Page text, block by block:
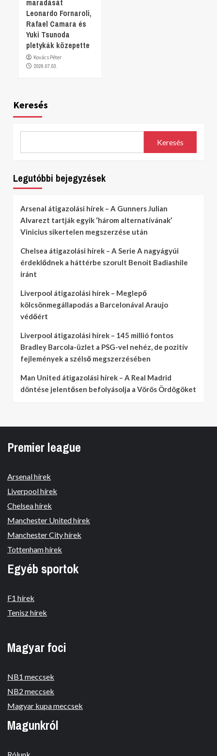
maradását
Leonardo Fornaroli,
Rafael Camara és
Yuki Tsunoda
pletykák közepette
Kovács Péter
2026.07.03.
Keresés
Keresés
Legutóbbi bejegyzések
Arsenal átigazolási hírek – A Gunners Julian
Alvarezt tartják egyik ‘három alternatívának’
Vinicius sikertelen megszerzése után
Chelsea átigazolási hírek – A Serie A nagyágyúi
érdeklődnek a háttérbe szorult Benoit Badiashile
iránt
Liverpool átigazolási hírek – Meglepő
kölcsönmegállapodás a Barcelonával Araujo
védőért
Liverpool átigazolási hírek – 145 millió fontos
Bradley Barcola-üzlet a PSG-vel nehéz, de pozitív
fejlemények a szélső megszerzésében
Man United átigazolási hírek – A Real Madrid
döntése jelentősen befolyásolja a Vörös Ördögöket
Premier league
Arsenal hírek
Liverpool hírek
Chelsea hírek
Manchester United hírek
Manchester City hírek
Tottenham hírek
Egyéb sportok
F1 hírek
Tenisz hírek
Magyar foci
NB1 meccsek
NB2 meccsek
Magyar kupa meccsek
Magunkról